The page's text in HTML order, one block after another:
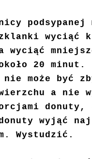
podsypanej
wyciąć
wyciąć
20 minut.
może być
a nie
donuty,
wyjąć
Wystudzić.